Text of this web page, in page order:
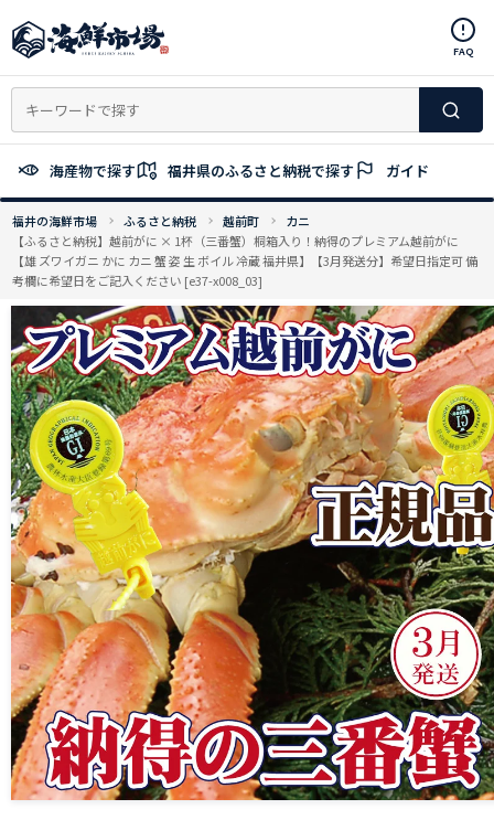
ン
ン
へ
ッ
FAQ
海産物で探す 福井県のふるさと納税で探す ガイド
福井の海鮮市場 ふるさと納税 越前町
カニ
【ふるさと納税】越前がに × 1杯（三番蟹）桐箱入り！納得のプレミアム越前がに
【雄 ズワイガニ かに カニ 蟹 姿 生 ボイル 冷蔵 福井県】【3月発送分】希望日指定可 備
考欄に希望日をご記入ください [e37-x008_03]